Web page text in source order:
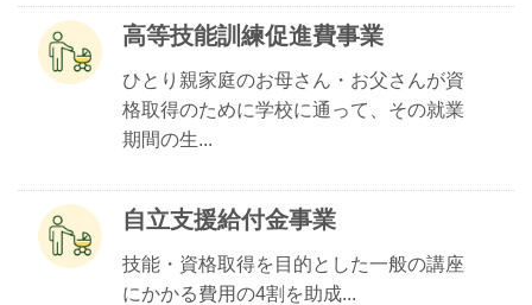
高等技能訓練促進費事業
ひとり親家庭のお母さん・お父さんが資
格取得のために学校に通って、その就業
期間の生...
自立支援給付金事業
技能・資格取得を目的とした一般の講座
にかかる費用の4割を助成...